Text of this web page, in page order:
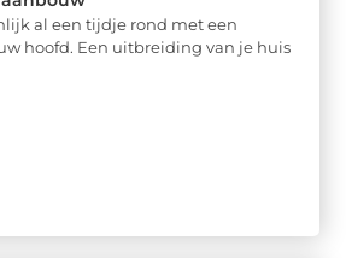
al een tijdje rond met een
hoofd. Een uitbreiding van je huis